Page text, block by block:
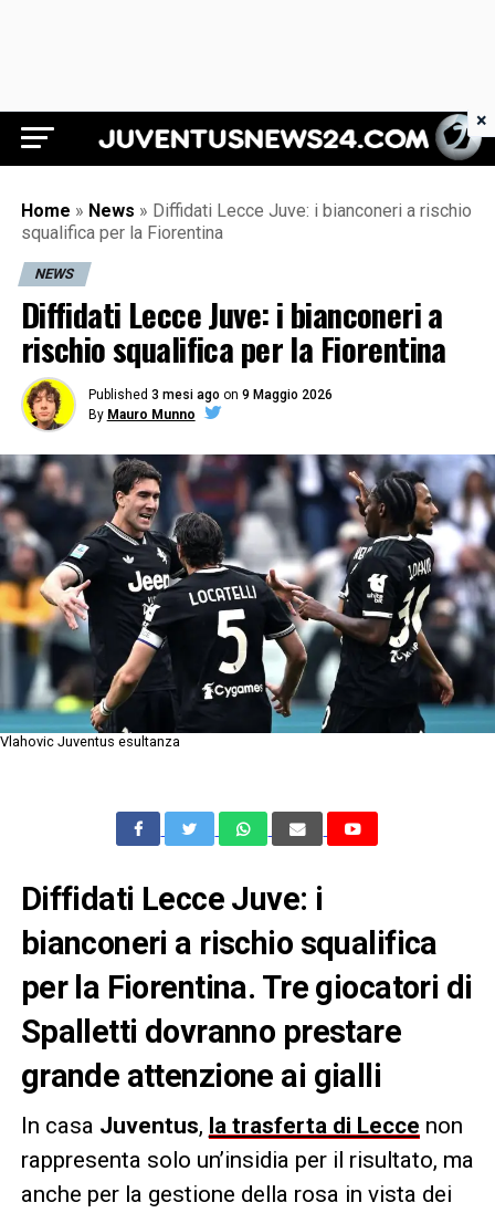
Juventus News 24
Home » News » Diffidati Lecce Juve: i bianconeri a rischio
squalifica per la Fiorentina
NEWS
Diffidati Lecce Juve: i bianconeri a
rischio squalifica per la Fiorentina
Published 3 mesi ago on 9 Maggio 2026
By Mauro Munno
Vlahovic Juventus esultanza
Diffidati Lecce Juve: i
bianconeri a rischio squalifica
per la Fiorentina. Tre giocatori di
Spalletti dovranno prestare
grande attenzione ai gialli
In casa Juventus, la trasferta di Lecce non
rappresenta solo un’insidia per il risultato, ma
anche per la gestione della rosa in vista dei
×